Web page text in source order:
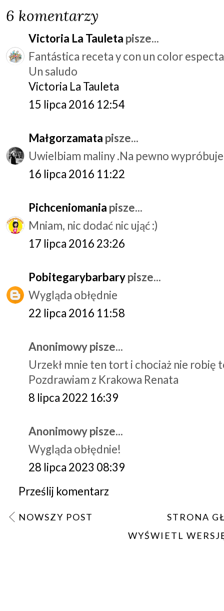
6 komentarzy
Victoria La Tauleta pisze...
Fantástica receta y con un color
Un saludo
Victoria La Tauleta
15 lipca 2016 12:54
Małgorzamata pisze...
Uwielbiam maliny .Na pewno
16 lipca 2016 11:22
Pichceniomania pisze...
Mniam, nic dodać nic ująć :)
17 lipca 2016 23:26
Pobitegarybarbarypisze...
Wygląda obłędnie
22 lipca 2016 11:58
Anonimowy pisze...
Urzekł mnie ten tort i chociaż nie
Pozdrawiam z Krakowa Renata
8 lipca 2022 16:39
Anonimowy pisze...
Wygląda obłędnie!
28 lipca 2023 08:39
Prześlij komentarz
NOWSZY POST
STRONA
WYŚWIETL